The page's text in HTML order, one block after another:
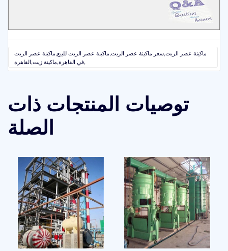
ماكينة عصر الزيت,سعر ماكينة عصر الزيت,ماكينة عصر الزيت للبيع,ماكينة عصر الزيت
في القاهرة,ماكينة زيت,القاهرة,
توصيات المنتجات ذات
الصلة